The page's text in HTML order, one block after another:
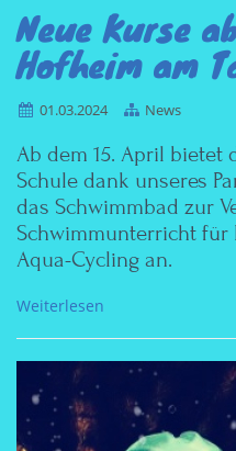
Neue Kurse
Hofheim am
01.03.2024 News
Ab dem 15. April bietet
Schule dank unseres
das Schwimmbad zur
Schwimmunterricht für
Aqua-Cycling an.
Weiterlesen